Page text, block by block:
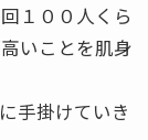
１００人くら
いことを肌身
手掛けていき